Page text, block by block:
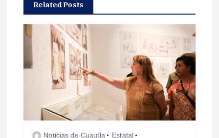
c
ó
d
Related Posts
Noticias de Cuautla
Estatal